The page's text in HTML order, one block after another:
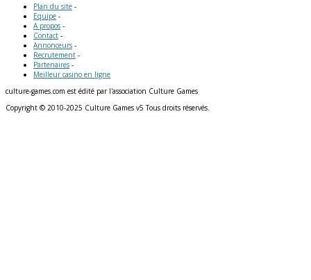
Plan du site -
Equipe -
A propos -
Contact -
Annonceurs -
Recrutement -
Partenaires -
Meilleur casino en ligne
culture-games.com est édité par l'association Culture Games
Copyright © 2010-2025 Culture Games v5 Tous droits réservés.